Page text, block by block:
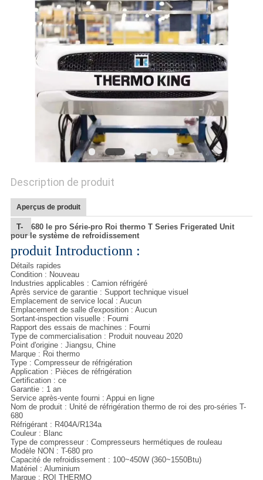
NOUVELLES
AFFAIRES
POLITIQUE
DE
CONFIDENTIALITÉ
Description de produit
Aperçus de produit
T-
680 le pro Série-pro Roi thermo T Series Frigerated Unit
pour le système de refroidissement
produit Introductionn :
Détails rapides
Condition : Nouveau
Industries applicables : Camion réfrigéré
Après service de garantie : Support technique visuel
Emplacement de service local : Aucun
Emplacement de salle d'exposition : Aucun
Sortant-inspection visuelle : Fourni
Rapport des essais de machines : Fourni
Type de commercialisation : Produit nouveau 2020
Point d'origine : Jiangsu, Chine
Marque : Roi thermo
Type : Compresseur de réfrigération
Application : Pièces de réfrigération
Certification : ce
Garantie : 1 an
Service après-vente fourni : Appui en ligne
Nom de produit : Unité de réfrigération thermo de roi des pro-séries T-
680
Réfrigérant : R404A/R134a
Couleur : Blanc
Type de compresseur : Compresseurs hermétiques de rouleau
Modèle NON : T-680 pro
Capacité de refroidissement : 100~450W (360~1550Btu)
Matériel : Aluminium
Marque : ROI THERMO